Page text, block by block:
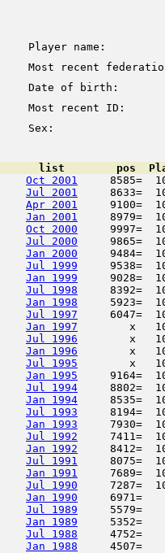
Player name:
Most recent
Date of birth:
Most recent ID:
Sex:
list        pos
Oct 2001
8585=
Jul 2001
8633=
Apr 2001
9100=
Jan 2001
8979=
Oct 2000
9997=
Jul 2000
9865=
Jan 2000
9484=
Jul 1999
9538=
Jan 1999
9028=
Jul 1998
8392=
Jan 1998
5923=
Jul 1997
6047=
Jan 1997
x
Jul 1996
x
Jan 1996
x
Jul 1995
x
Jan 1995
9164=
Jul 1994
8802=
Jan 1994
8535=
Jul 1993
8194=
Jan 1993
7930=
Jul 1992
7411=
Jan 1992
8412=
Jul 1991
8075=
Jan 1991
7689=
Jul 1990
7287=
Jan 1990
6971=
Jul 1989
5579=
Jan 1989
5352=
Jul 1988
4752=
Jan 1988